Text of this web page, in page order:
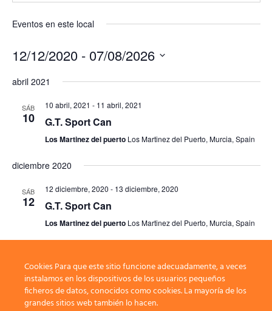
Eventos en este local
12/12/2020 - 07/08/2026
fecha.
abril 2021
SÁB
10
10 abril, 2021 - 11 abril, 2021
G.T. Sport Can
Los Martinez del puerto Los Martinez del Puerto, Murcia, Spain
diciembre 2020
SÁB
12
12 diciembre, 2020 - 13 diciembre, 2020
G.T. Sport Can
Los Martinez del puerto Los Martinez del Puerto, Murcia, Spain
Eventos
anterior(es) Hoy Eventos
siguiente(s)
Cookies Para que este sitio funcione adecuadamente, a veces
instalamos en los dispositivos de los usuarios pequeños
ficheros de datos, conocidos como cookies. La mayoría de los
grandes sitios web también lo hacen.